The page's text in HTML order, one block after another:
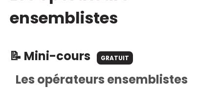
ensemblistes
📝 Mini-cours GRATUIT
Les opérateurs ensemblistes